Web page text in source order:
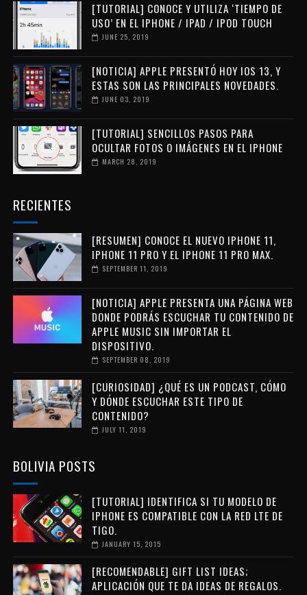
[TUTORIAL] CONOCE Y UTILIZA ‘TIEMPO DE
USO’ EN EL IPHONE / IPAD / IPOD TOUCH
JUNE 25, 2019
[NOTICIA] APPLE PRESENTÓ HOY IOS 13, Y
ESTAS SON LAS PRINCIPALES NOVEDADES.
JUNE 03, 2019
[TUTORIAL] SENCILLOS PASOS PARA
OCULTAR FOTOS O IMÁGENES EN EL IPHONE
MARCH 28, 2019
RECIENTES
[RESUMEN] CONOCE EL NUEVO IPHONE 11,
IPHONE 11 PRO Y EL IPHONE 11 PRO MAX.
SEPTEMBER 11, 2019
[NOTICIA] APPLE PRESENTA UNA PÁGINA WEB
DONDE PODRÁS ESCUCHAR TU CONTENIDO DE
APPLE MUSIC SIN IMPORTAR EL
DISPOSITIVO.
SEPTEMBER 08, 2019
[CURIOSIDAD] ¿QUÉ ES UN PODCAST, CÓMO
Y DÓNDE ESCUCHAR ESTE TIPO DE
CONTENIDO?
JULY 11, 2019
BOLIVIA POSTS
[TUTORIAL] IDENTIFICA SI TU MODELO DE
IPHONE ES COMPATIBLE CON LA RED LTE DE
TIGO.
JANUARY 15, 2015
[RECOMENDABLE] GIFT LIST IDEAS;
APLICACIÓN QUE TE DA IDEAS DE REGALOS.